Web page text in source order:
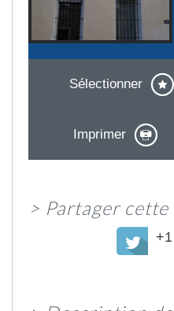
Sélectionner
Imprimer
> Partager
+1